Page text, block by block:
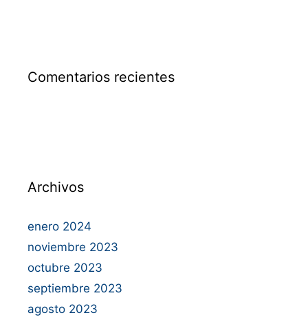
Comentarios recientes
Archivos
enero 2024
noviembre 2023
octubre 2023
septiembre 2023
agosto 2023